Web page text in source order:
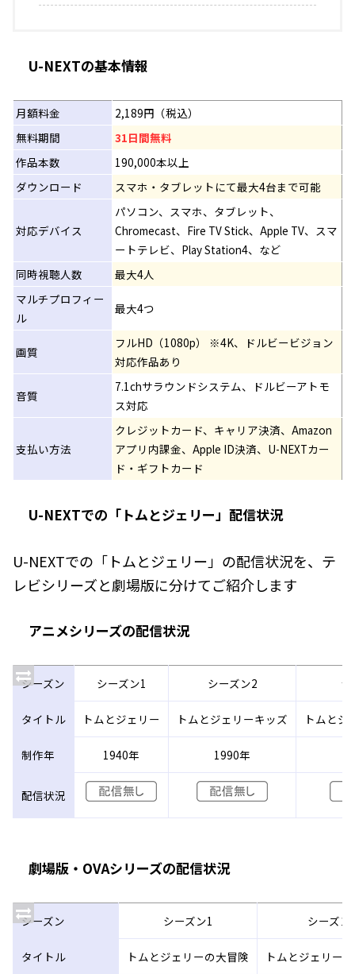
U-NEXTの基本情報
月額料金
2,189円（税込）
無料期間
31日間無料
作品本数
190,000本以上
ダウンロード
スマホ・タブレットにて最大4台まで可能
対応デバイス
パソコン、スマホ、タブレット、
Chromecast、Fire TV Stick、Apple TV、スマ
ートテレビ、Play Station4、など
同時視聴人数
最大4人
マルチプロフィー
ル
最大4つ
画質
フルHD（1080p） ※4K、ドルビービジョン
対応作品あり
音質
7.1chサラウンドシステム、ドルビーアトモ
ス対応
支払い方法
クレジットカード、キャリア決済、Amazon
アプリ内課金、Apple ID決済、U-NEXTカー
ド・ギフトカード
U-NEXTでの「トムとジェリー」配信状況
U-NEXTでの「トムとジェリー」の配信状況を、テ
レビシリーズと劇場版に分けてご紹介します
アニメシリーズの配信状況
シーズン シーズン1 シーズン2 シ
タイトル トムとジェリー トムとジェリーキッズ トムとジ
制作年 1940年 1990年
配信状況
劇場版・OVAシリーズの配信状況
シーズン シーズン1 シーズン
タイトル トムとジェリーの大冒険 トムとジェリー